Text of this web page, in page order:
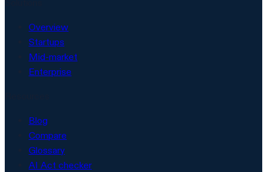
Overview
Startups
Mid-market
Enterprise
Blog
Compare
Glossary
AI Act checker